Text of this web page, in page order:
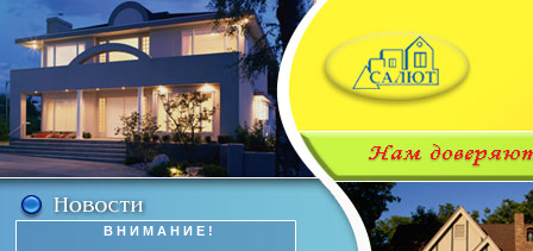
В Н И М А Н И Е !